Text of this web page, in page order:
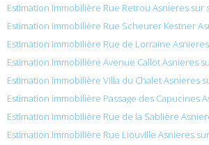
Estimation immobilière Rue Retrou Asnieres sur
Estimation immobilière Rue Scheurer Kestner
Estimation immobilière Rue de Lorraine
Estimation immobilière Avenue Callot Asnieres
Estimation immobilière Villa du Chalet Asnieres
Estimation immobilière Passage des Capucines
Estimation immobilière Rue de la Sablière
Estimation immobilière Rue Liouville Asnieres